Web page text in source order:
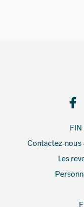
FIN
Contactez-nous
Les